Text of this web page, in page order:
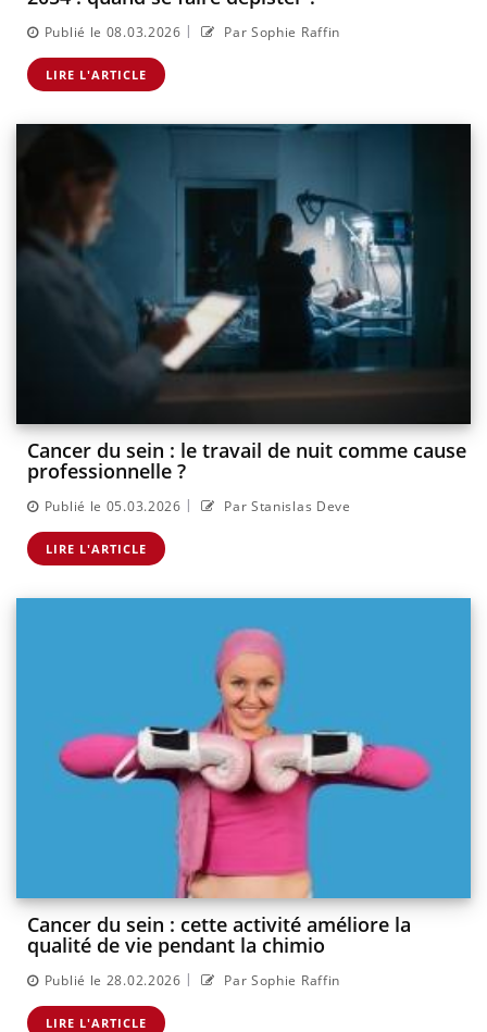
Publié le 08.03.2026 | Par Sophie Raffin
LIRE L'ARTICLE
Cancer du sein : le travail de nuit comme cause
professionnelle ?
Publié le 05.03.2026 | Par Stanislas Deve
LIRE L'ARTICLE
Cancer du sein : cette activité améliore la
qualité de vie pendant la chimio
Publié le 28.02.2026 | Par Sophie Raffin
LIRE L'ARTICLE